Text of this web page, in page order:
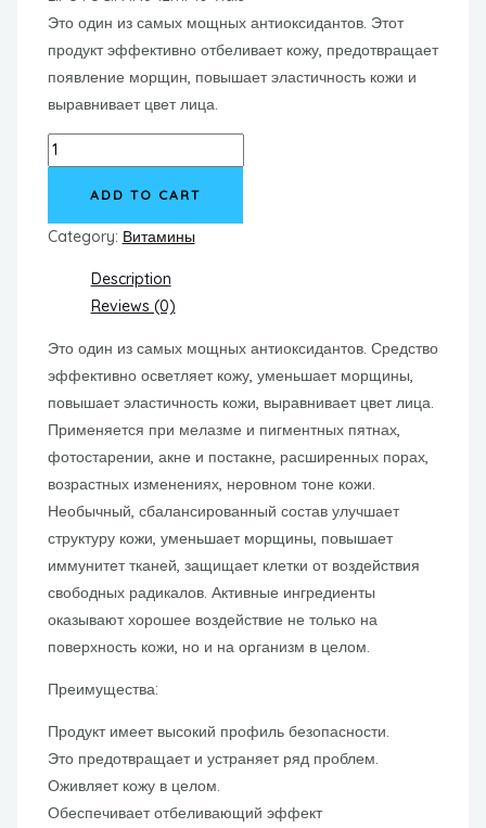
Это один из самых мощных антиоксидантов. Этот
продукт эффективно отбеливает кожу, предотвращает
появление морщин, повышает эластичность кожи и
выравнивает цвет лица.
LIPOTOCIN
INJ
12ml*10
vials
ADD TO CART
Category: Витамины
Description
Reviews (0)
Это один из самых мощных антиоксидантов. Средство
эффективно осветляет кожу, уменьшает морщины,
повышает эластичность кожи, выравнивает цвет лица.
Применяется при мелазме и пигментных пятнах,
фотостарении, акне и постакне, расширенных порах,
возрастных изменениях, неровном тоне кожи.
Необычный, сбалансированный состав улучшает
структуру кожи, уменьшает морщины, повышает
иммунитет тканей, защищает клетки от воздействия
свободных радикалов. Активные ингредиенты
оказывают хорошее воздействие не только на
поверхность кожи, но и на организм в целом.
Преимущества:
Продукт имеет высокий профиль безопасности.
Это предотвращает и устраняет ряд проблем.
Оживляет кожу в целом.
Обеспечивает отбеливающий эффект